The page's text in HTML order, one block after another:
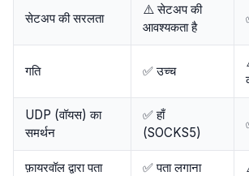
सेटअप की सरलता
⚠️ सेटअप की
आवश्यकता है
गति ✅ उच्च
UDP (वॉयस) का
समर्थन
✅ हाँ
(SOCKS5)
फ़ायरवॉल द्वारा पता
✅ पता लगाना